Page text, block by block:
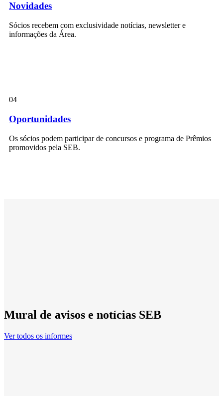
Novidades
Sócios recebem com exclusividade notícias, newsletter e
informações da Área.
04
Oportunidades
Os sócios podem participar de concursos e programa de Prêmios
promovidos pela SEB.
Mural de avisos e notícias SEB
Ver todos os informes